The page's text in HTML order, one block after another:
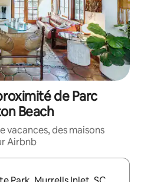
de Parc
Beach
vacances, des maisons
Airbnb
utilisez les flèches vers le